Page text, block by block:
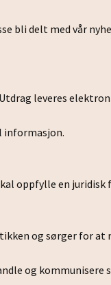
bli delt med vår
leveres
informasjon.
oppfylle en
og sørger for
og